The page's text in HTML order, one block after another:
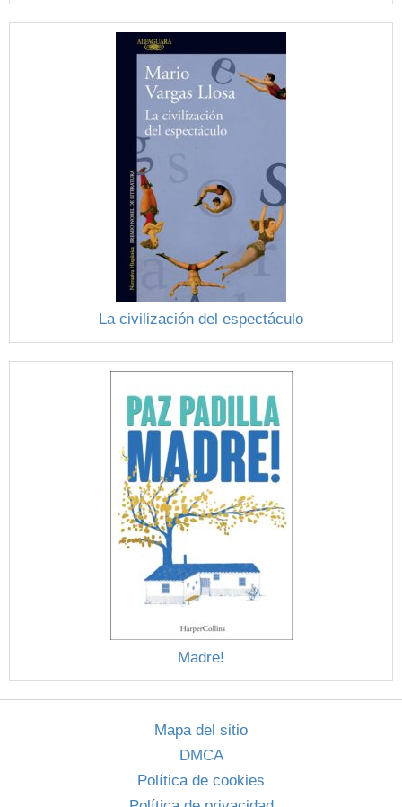
La civilización del espectáculo
Madre!
Mapa del sitio
DMCA
Política de cookies